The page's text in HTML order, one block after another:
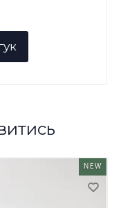
NEW